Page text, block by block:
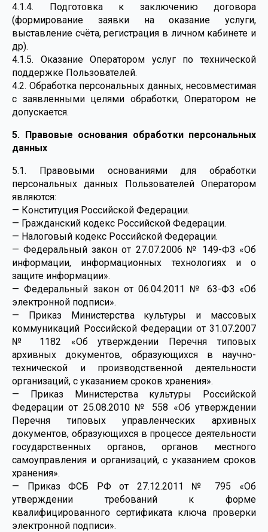
4.1.4. Подготовка к заключению договора
(формирование заявки на оказание услуги,
выставление счёта, регистрация в личном кабинете и
др).
4.1.5. Оказание Оператором услуг по технической
поддержке Пользователей.
4.2. Обработка персональных данных, несовместимая
с заявленными целями обработки, Оператором не
допускается.
5. Правовые основания обработки персональных
данных
5.1. Правовыми основаниями для обработки
персональных данных Пользователей Оператором
являются:
— Конституция Российской Федерации.
— Гражданский кодекс Российской Федерации.
— Налоговый кодекс Российской Федерации.
— Федеральный закон от 27.07.2006 № 149-ФЗ «Об
информации, информационных технологиях и о
защите информации».
— Федеральный закон от 06.04.2011 № 63-ФЗ «Об
электронной подписи».
— Приказ Министерства культуры и массовых
коммуникаций Российской Федерации от 31.07.2007
№ 1182 «Об утверждении Перечня типовых
архивных документов, образующихся в научно-
технической и производственной деятельности
организаций, с указанием сроков хранения».
— Приказ Министерства культуры Российской
Федерации от 25.08.2010 № 558 «Об утверждении
Перечня типовых управленческих архивных
документов, образующихся в процессе деятельности
государственных органов, органов местного
самоуправления и организаций, с указанием сроков
хранения».
— Приказ ФСБ РФ от 27.12.2011 № 795 «Об
утверждении требований к форме
квалифицированного сертификата ключа проверки
электронной подписи».